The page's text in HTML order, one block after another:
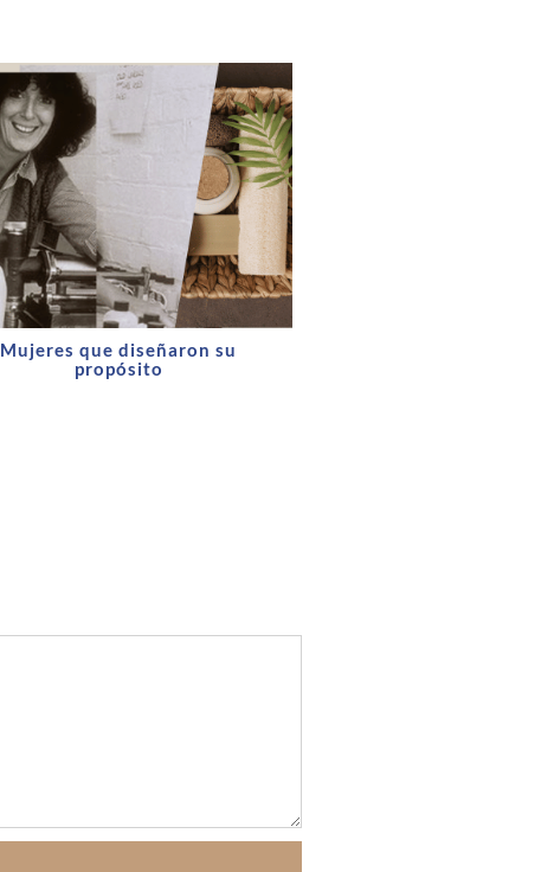
Mujeres que diseñaron su
propósito